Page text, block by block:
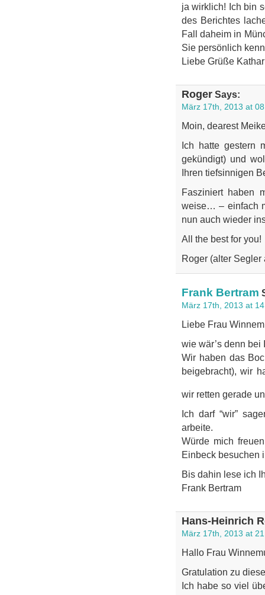
ja wirklich! Ich bin
des Berichtes
Fall daheim in
Sie persönlich
Liebe Grüße
RogerSays:
März 17th, 2013 at
Moin, dearest
Ich hatte gestern
gekündigt) und
Ihren tiefsinnigen
Fasziniert haben
weise… – einfach
nun auch wieder
All the best for you!
Roger (alter Segler
Frank Bertram
März 17th, 2013 at
Liebe Frau
wie wär’s denn
Wir haben das
beigebracht), wir
wir retten gerade
Ich darf “wir”
arbeite.
Würde mich
Einbeck besuchen
Bis dahin lese ich
Frank Bertram
Hans-Heinrich
März 17th, 2013 at
Hallo Frau
Gratulation zu
Ich habe so viel